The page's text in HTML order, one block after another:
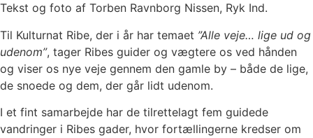
Tekst og foto af Torben Ravnborg Nissen, Ryk Ind.
Til Kulturnat Ribe, der i år har temaet ”Alle veje… lige ud og
udenom”, tager Ribes guider og vægtere os ved hånden
og viser os nye veje gennem den gamle by – både de lige,
de snoede og dem, der går lidt udenom.
I et fint samarbejde har de tilrettelagt fem guidede
vandringer i Ribes gader, hvor fortællingerne kredser om